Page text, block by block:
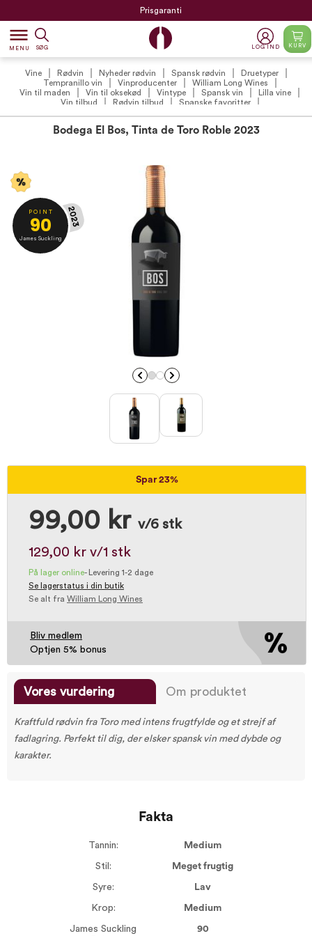
dehaze
MENU SØG LOG IND KURV
Vine Rødvin Nyheder rødvin Spansk rødvin
Druetyper
Tempranillo vin
Vinproducenter
William Long Wines
Vin til maden
Vin til oksekød Vintype Spansk vin
Lilla vine
Vin tilbud
Rødvin tilbud
Spanske favoritter
Vintilbud under 100 kr.
Vin til kraftige oste
Anmeldte vine
Bodega El Bos, Tinta de Toro Roble 2023
P O I N T
90
James Suckling
2023
Spar 23%
99,00 kr v/6 stk
129,00 kr v/1 stk
På lager online-
Levering 1-2 dage
Se lagerstatus i din butik
Se alt fra William Long Wines
Bliv medlem
Optjen 5% bonus
Vores vurdering Om produktet
Kraftfuld rødvin fra Toro med intens frugtfylde og et strejf af
fadlagring. Perfekt til dig, der elsker spansk vin med dybde og
karakter.
Fakta
Tannin: Medium
Stil: Meget frugtig
Syre: Lav
Krop: Medium
James Suckling
90